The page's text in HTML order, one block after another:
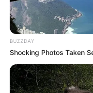
BUZZDAY
Shocking Photos Taken